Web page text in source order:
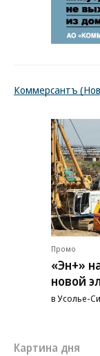
Коммерсантъ
Промо
«Эн+»
новой
в Усолье-
Картина дня